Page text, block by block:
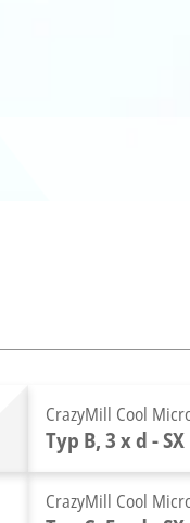
CrazyMill Cool
Typ B, 3 x d - SX
CrazyMill Cool